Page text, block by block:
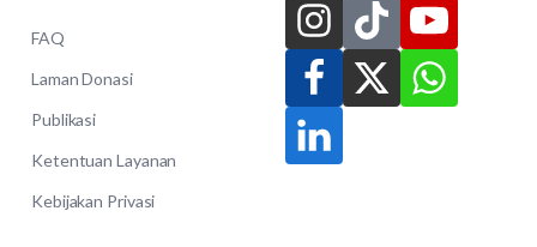
FAQ
Laman Donasi
Publikasi
Ketentuan Layanan
Kebijakan Privasi